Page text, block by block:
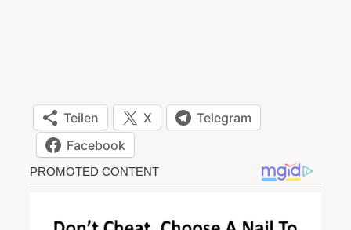
Teilen X
Telegram
Facebook